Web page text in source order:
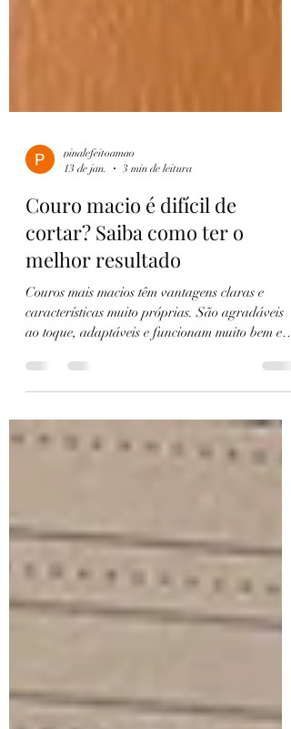
pinalefeitoamao
13 de jan.
3 min de leitura
Couro macio é difícil de
cortar? Saiba como ter o
melhor resultado
Couros mais macios têm vantagens claras e
características muito próprias. São agradáveis
aplicações como vestuário, sapataria e também
na criação de acessórios estruturados, quando
bem pensados no projeto. Couro batido, 11
linhas. Macio e fino. Mas existe um ponto em
um processo de batimen